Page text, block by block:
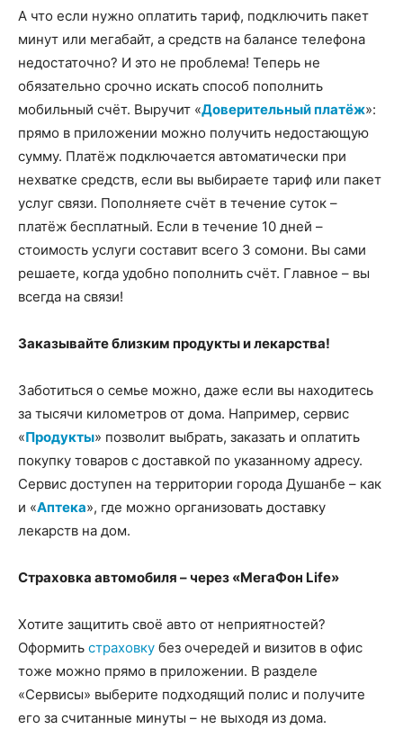
А что если нужно оплатить тариф, подключить пакет
минут или мегабайт, а средств на балансе телефона
недостаточно? И это не проблема! Теперь не
обязательно срочно искать способ пополнить
мобильный счёт. Выручит «Доверительный платёж»:
прямо в приложении можно получить недостающую
сумму. Платёж подключается автоматически при
нехватке средств, если вы выбираете тариф или пакет
услуг связи. Пополняете счёт в течение суток –
платёж бесплатный. Если в течение 10 дней –
стоимость услуги составит всего 3 сомони. Вы сами
решаете, когда удобно пополнить счёт. Главное – вы
всегда на связи!
Заказывайте близким продукты и лекарства!
Заботиться о семье можно, даже если вы находитесь
за тысячи километров от дома. Например, сервис
«Продукты» позволит выбрать, заказать и оплатить
покупку товаров с доставкой по указанному адресу.
Сервис доступен на территории города Душанбе – как
и «Аптека», где можно организовать доставку
лекарств на дом.
Страховка автомобиля – через «МегаФон Life»
Хотите защитить своё авто от неприятностей?
Оформить страховку без очередей и визитов в офис
тоже можно прямо в приложении. В разделе
«Сервисы» выберите подходящий полис и получите
его за считанные минуты – не выходя из дома.